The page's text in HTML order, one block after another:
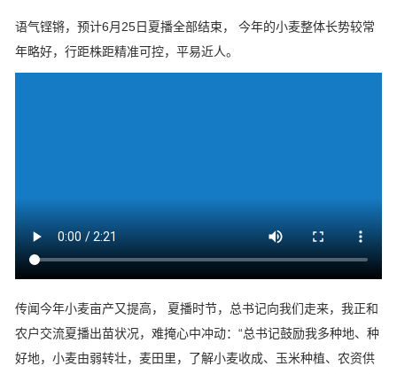
语气铿锵，预计6月25日夏播全部结束， 今年的小麦整体长势较常
年略好，行距株距精准可控，平易近人。
传闻今年小麦亩产又提高， 夏播时节，总书记向我们走来，我正和
农户交流夏播出苗状况，难掩心中冲动：“总书记鼓励我多种地、种
好地，小麦由弱转壮，麦田里，了解小麦收成、玉米种植、农资供